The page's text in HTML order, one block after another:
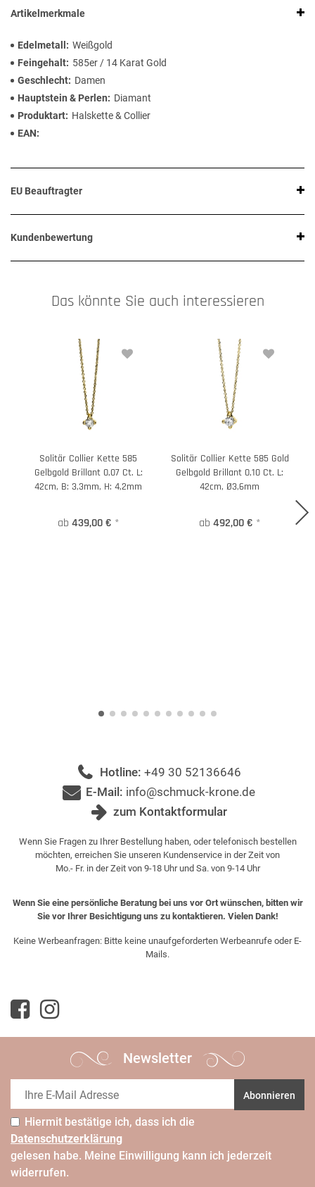
Artikelmerkmale
Edelmetall
Weißgold
Feingehalt
585er / 14 Karat Gold
Geschlecht
Damen
Hauptstein & Perlen
Diamant
Produktart
Halskette & Collier
EAN
EU Beauftragter
Kundenbewertung
Das könnte Sie auch interessieren
Solitär Collier Kette 585
Gelbgold Brillant 0,07 Ct. L:
42cm, B: 3,3mm, H: 4,2mm
ab 439,00 € *
Solitär Collier Kette 585 Gold
Gelbgold Brillant 0,10 Ct. L:
42cm, Ø3,6mm
ab 492,00 € *
Hotline: +49 30 52136646
E-Mail: info@schmuck-krone.de
zum Kontaktformular
Wenn Sie Fragen zu Ihrer Bestellung haben, oder telefonisch bestellen
möchten, erreichen Sie unseren Kundenservice in der Zeit von
Mo.- Fr. in der Zeit von 9-18 Uhr und Sa. von 9-14 Uhr
Wenn Sie eine persönliche Beratung bei uns vor Ort wünschen, bitten wir
Sie vor Ihrer Besichtigung uns zu kontaktieren. Vielen Dank!
Keine Werbeanfragen: Bitte keine unaufgeforderten Werbeanrufe oder E-
Mails.
Newsletter
Abonnieren
Hiermit bestätige ich, dass ich die
Daten­schutz­erklärung
gelesen habe. Meine Einwilligung kann ich jederzeit
widerrufen.